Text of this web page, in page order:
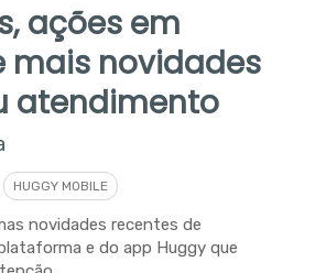
ações em
mais novidades
atendimento
HUGGY MOBILE
novidades recentes de
e do app Huggy que